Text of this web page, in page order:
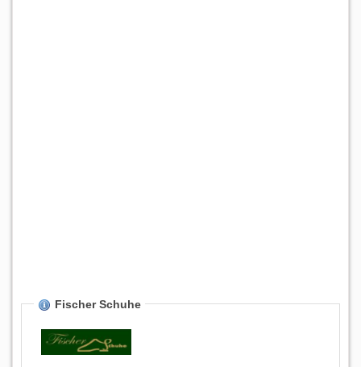
Fischer Schuhe